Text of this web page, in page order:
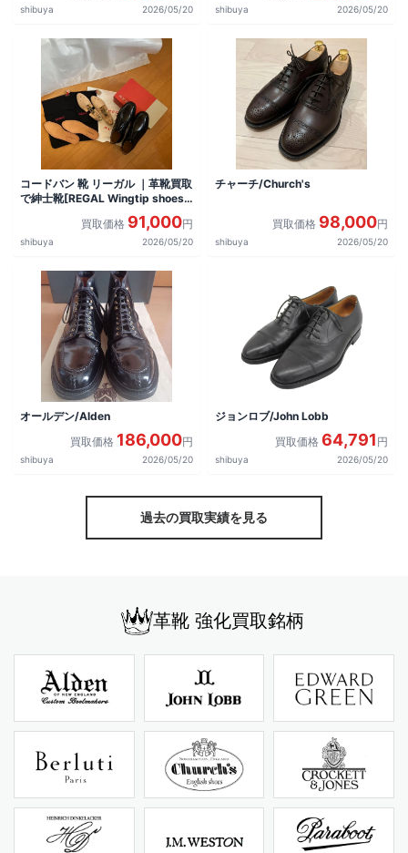
shibuya 2026/05/20 shibuya 2026/05/20
コードバン 靴 リーガル ｜革靴買取
で紳士靴[REGAL Wingtip shoes]
買取価格 91,000円
shibuya 2026/05/20
チャーチ/Church's
買取価格 98,000円
shibuya 2026/05/20
オールデン/Alden
買取価格 186,000円
shibuya 2026/05/20
ジョンロブ/John Lobb
買取価格 64,791 円
shibuya 2026/05/20
過去の買取実績を見る
革靴 強化買取銘柄